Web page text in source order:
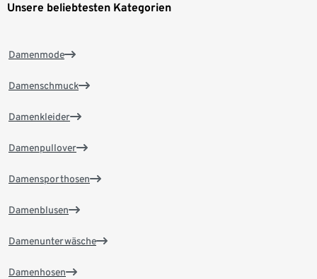
Unsere beliebtesten Kategorien
Damenmode
Damenschmuck
Damenkleider
Damenpullover
Damensporthosen
Damenblusen
Damenunterwäsche
Damenhosen